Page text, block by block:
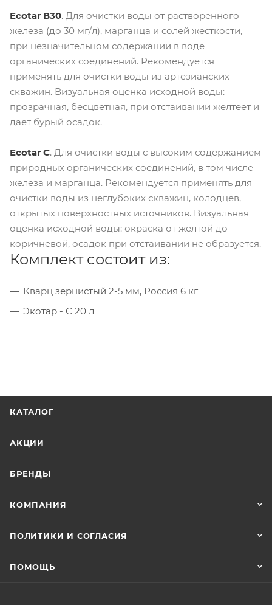
Ecotar В30. Для очистки воды от растворенного
железа (до 30 мг/л), марганца и солей жесткости,
при незначительном содержании в воде
органических соединений. Рекомендуется
применять для очистки воды из артезианских
скважин. Визуальная оценка исходной воды:
прозрачная, бесцветная, при отстаивании желтеет и
дает бурый осадок.
Ecotar С. Для очистки воды с высоким содержанием
природных органических соединений, в том числе
железа и марганца. Рекомендуется применять для
очистки воды из неглубоких скважин, колодцев,
открытых поверхностных источников. Визуальная
оценка исходной воды: окраска от желтой до
коричневой, осадок при отстаивании не образуется.
Комплект состоит из:
Кварц зернистый 2-5 мм, Россия 6 кг
Экотар - С 20 л
КАТАЛОГ
АКЦИИ
БРЕНДЫ
КОМПАНИЯ
ПОЛИТИКИ И СОГЛАСИЯ
ПОМОЩЬ